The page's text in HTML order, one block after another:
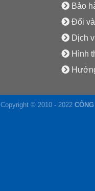
Bảo
Đổi và
Dịch
Hình
Copyright © 2010 - 2022